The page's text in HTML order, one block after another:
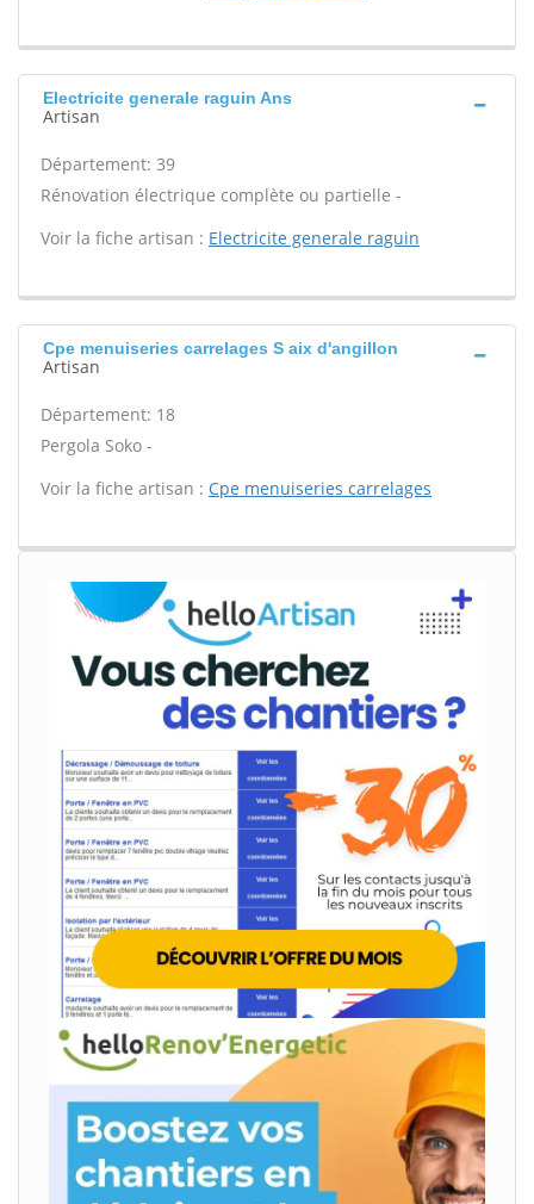
Electricite generale raguin Ans
Artisan
Département: 39
Rénovation électrique complète ou partielle -
Voir la fiche artisan : Electricite generale raguin
Cpe menuiseries carrelages S aix d'angillon
Artisan
Département: 18
Pergola Soko -
Voir la fiche artisan : Cpe menuiseries carrelages